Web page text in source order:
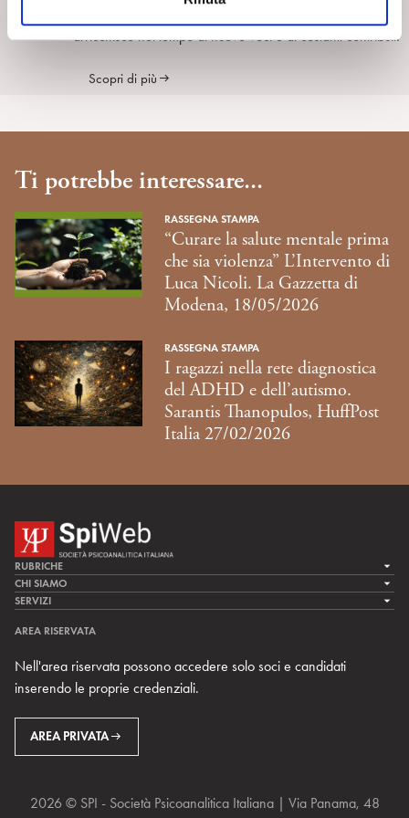
arricchisce nel tempo di nuove voci e di costanti contributi.
Scopri di più
Ti potrebbe interessare...
RASSEGNA STAMPA
“Curare la salute mentale prima
che sia violenza” L’Intervento di
Luca Nicoli. La Gazzetta di
Modena, 18/05/2026
RASSEGNA STAMPA
I ragazzi nella rete diagnostica
del ADHD e dell’autismo.
Sarantis Thanopulos, HuffPost
Italia 27/02/2026
RUBRICHE
LA CURA
LA RICERCA
MULTIMEDIA
CHI SIAMO
LA SPI
TEAM DI SPIWEB
CONTATTI
RIVISTE
SERVIZI
ARCHIVIO STORICO
AREA RISERVATA
Nell'area riservata possono accedere solo soci e candidati
inserendo le proprie credenziali.
AREA PRIVATA
2026 © SPI - Società Psicoanalitica Italiana | Via Panama, 48